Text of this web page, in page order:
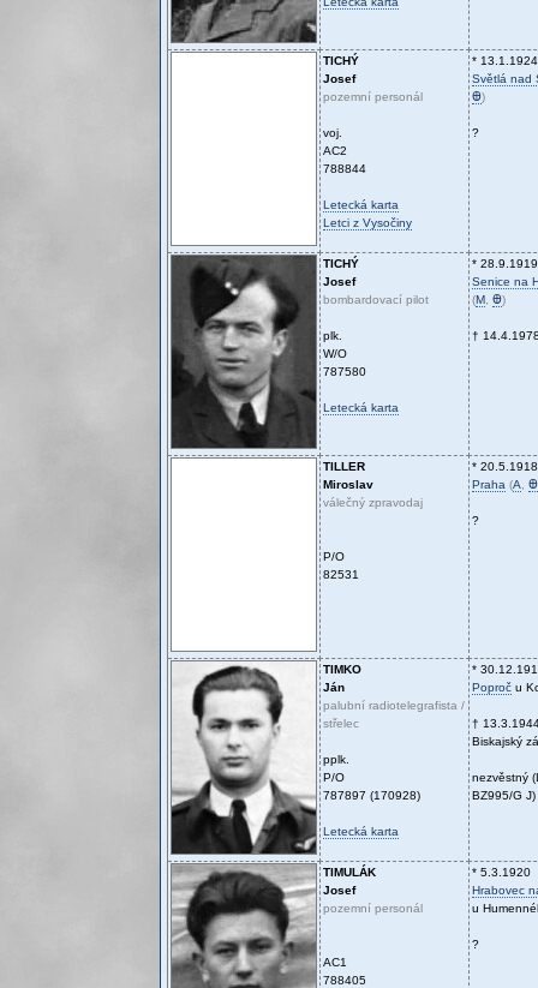
TICHÝ
Josef
pozemní personál
voj.
AC2
788844
Letecká karta
Letci z Vysočiny
* 13.1.1924
Světlá nad
Ꚛ)
?
TICHÝ
Josef
bombardovací pilot
plk.
W/O
787580
Letecká karta
* 28.9.1919
Senice na
(M Ꚛ)
†
TILLER
Miroslav
válečný zpravodaj
P/O
82531
* 20.5.1918
Praha (A Ꚛ
?
TIMKO
Ján
palubní radiotelegrafista /
střelec
pplk.
P/O
787897 (170928)
Letecká karta
*
Poproč u
†
Biskajský
nezvěstný
BZ995/G J)
TIMULÁK
Josef
pozemní personál
AC1
788405
* 5.3.1920
Hrabovec
u
?